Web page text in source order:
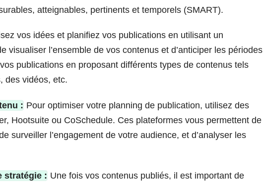
atteignables, pertinents et temporels (SMART).
vos idées et planifiez vos publications en utilisant un
visualiser l’ensemble de vos contenus et d’anticiper les périodes
publications en proposant différents types de contenus tels
des vidéos, etc.
: Pour optimiser votre planning de publication, utilisez des
Hootsuite ou CoSchedule. Ces plateformes vous permettent de
surveiller l’engagement de votre audience, et d’analyser les
stratégie : Une fois vos contenus publiés, il est important de